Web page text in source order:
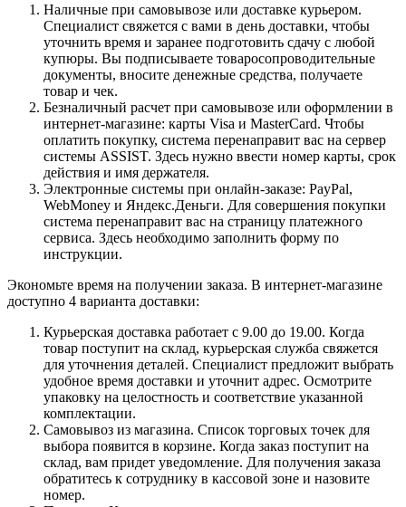
Наличные при самовывозе или доставке курьером.
Специалист свяжется с вами в день доставки, чтобы
уточнить время и заранее подготовить сдачу с любой
купюры. Вы подписываете товаросопроводительные
документы, вносите денежные средства, получаете
товар и чек.
Безналичный расчет при самовывозе или оформлении в
интернет-магазине: карты Visa и MasterCard. Чтобы
оплатить покупку, система перенаправит вас на сервер
системы ASSIST. Здесь нужно ввести номер карты, срок
действия и имя держателя.
Электронные системы при онлайн-заказе: PayPal,
WebMoney и Яндекс.Деньги. Для совершения покупки
система перенаправит вас на страницу платежного
сервиса. Здесь необходимо заполнить форму по
инструкции.
Экономьте время на получении заказа. В интернет-магазине
доступно 4 варианта доставки:
Курьерская доставка работает с 9.00 до 19.00. Когда
товар поступит на склад, курьерская служба свяжется
для уточнения деталей. Специалист предложит выбрать
удобное время доставки и уточнит адрес. Осмотрите
упаковку на целостность и соответствие указанной
комплектации.
Самовывоз из магазина. Список торговых точек для
выбора появится в корзине. Когда заказ поступит на
склад, вам придет уведомление. Для получения заказа
обратитесь к сотруднику в кассовой зоне и назовите
номер.